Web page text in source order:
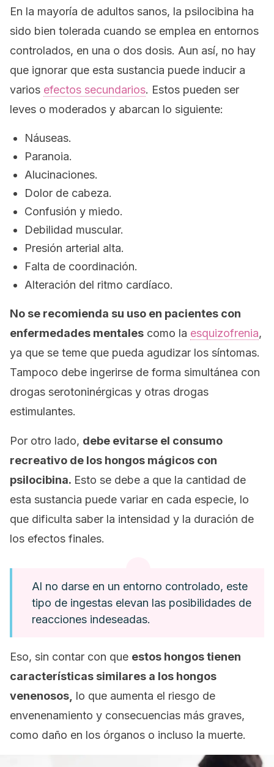
En la mayoría de adultos sanos, la psilocibina ha
sido bien tolerada cuando se emplea en entornos
controlados, en una o dos dosis. Aun así, no hay
que ignorar que esta sustancia puede inducir a
varios efectos secundarios. Estos pueden ser
leves o moderados y abarcan lo siguiente:
Náuseas.
Paranoia.
Alucinaciones.
Dolor de cabeza.
Confusión y miedo.
Debilidad muscular.
Presión arterial alta.
Falta de coordinación.
Alteración del ritmo cardíaco.
No se recomienda su uso en pacientes con
enfermedades mentales como la esquizofrenia,
ya que se teme que pueda agudizar los síntomas.
Tampoco debe ingerirse de forma simultánea con
drogas serotoninérgicas y otras drogas
estimulantes.
Por otro lado, debe evitarse el consumo
recreativo de los hongos mágicos con
psilocibina. Esto se debe a que la cantidad de
esta sustancia puede variar en cada especie, lo
que dificulta saber la intensidad y la duración de
los efectos finales.
Al no darse en un entorno controlado, este
tipo de ingestas elevan las posibilidades de
reacciones indeseadas.
Eso, sin contar con que estos hongos tienen
características similares a los hongos
venenosos, lo que aumenta el riesgo de
envenenamiento y consecuencias más graves,
como daño en los órganos o incluso la muerte.